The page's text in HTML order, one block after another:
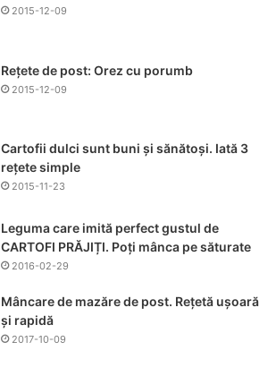
2015-12-09
Rețete de post: Orez cu porumb
2015-12-09
Cartofii dulci sunt buni și sănătoși. Iată 3
rețete simple
2015-11-23
Leguma care imită perfect gustul de
CARTOFI PRĂJIȚI. Poți mânca pe săturate
2016-02-29
Mâncare de mazăre de post. Rețetă ușoară
și rapidă
2017-10-09